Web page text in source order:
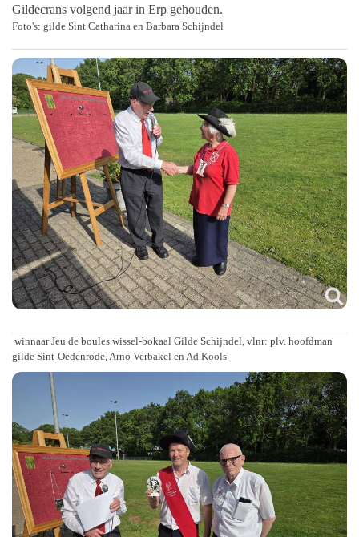
Gildecrans volgend jaar in Erp gehouden.
Foto's: gilde Sint Catharina en Barbara Schijndel
winnaar Jeu de boules wissel-bokaal Gilde Schijndel, vlnr: plv. hoofdman
gilde Sint-Oedenrode, Arno Verbakel en Ad Kools